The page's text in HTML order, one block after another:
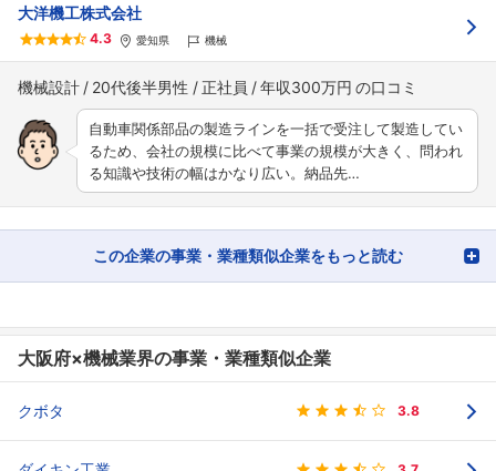
大洋機工株式会社
4.3 愛知県 機械
機械設計 20代後半男性 正社員 年収300万円
自動車関係部品の製造ラインを一括で受注して製造してい
るため、会社の規模に比べて事業の規模が大きく、問われ
る知識や技術の幅はかなり広い。納品先…
この企業の事業・業種類似企業をもっと読む
大阪府×機械業界の事業・業種類似企業
クボタ 3.8